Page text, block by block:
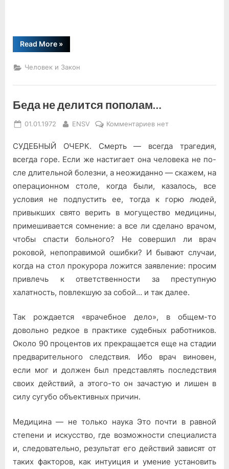
Read More“01-
Январь-1972
номера”
»
Человек и Закон
Беда не делится пополам…
Posted
01.01.1972 By
ENSV Комментариевк
Беда
не
нет
СУДЕБНЫЙ ОЧЕРК. Смерть — всегда трагедия,
всегда горе. Если же настигает она человека не по­
сле длительной болезни, а неожиданно — скажем, на
операционном столе, когда были, казалось, все
условия не подпустить ее, тогда к горю людей,
привыкших свято верить в могущество медицины,
при­мешивается сомнение: а все ли сделано врачом,
чтобы спасти боль­ного? Не совершил ли врач
роковой, непоправимой ошибки? И бы­вают случаи,
когда на стол прокурора ложится заявление: просим
привлечь к ответственности за преступную
халатность, повлекшую за собой… и так далее.
Так рождается «врачебное дело», в общем-то
довольно редкое в практике судебных работников.
Около 90 процентов их прекра­щается еще на стадии
предварительного следствия. Ибо врач вино­вен,
если мог и должен был представлять последствия
своих дей­ствий, а этого-то он зачастую и лишен в
силу сугубо объективных причин.
Медицина — не только наука Это почти в равной
степени и ис­кусство, где возможности специалиста
и, следовательно, результат его действий зависят от
таких факторов, как интуиция и умение установить